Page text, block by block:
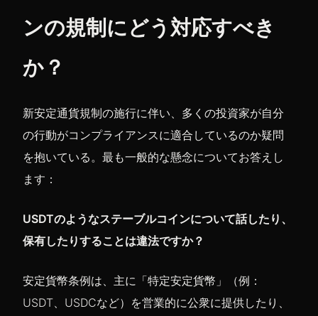
ンの規制にどう対応すべき
か？
新安定通貨規制の施行に伴い、多くの投資家が自分
の行動がコンプライアンスに適合しているのか疑問
を抱いている。最も一般的な懸念についてお答えし
ます：
USDTのようなステーブルコインについて話したり、
保有したりすることは違法ですか？
安定貨幣条例は、主に「特定安定貨幣」（例：
USDT、USDCなど）を営業的に公衆に提供したり、